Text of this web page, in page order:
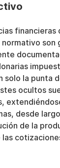
financieras
son
solo la punta
ocultos
desde
de la
las